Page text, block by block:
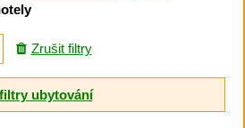
Zrušit filtry
ubytování